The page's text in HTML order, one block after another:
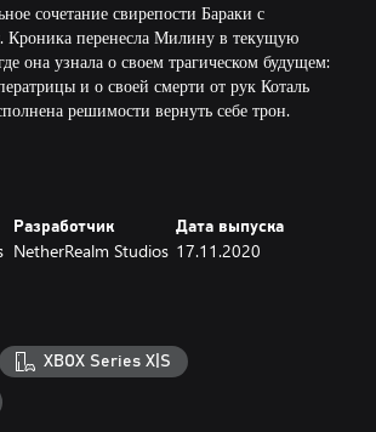
сочетание свирепости Бараки с
Кроника перенесла Милину в текущую
она узнала о своем трагическом будущем:
и о своей смерти от рук Коталь
решимости вернуть себе трон.
гений принес Рейну славу и
Он использовал свое положение, чтобы
Теперь он сражается за свое
богов Эдении.
Разработчик
NetherRealm Studios
Дата выпуска
17.11.2020
XBOX Series X|S